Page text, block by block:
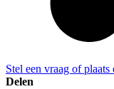
Stel een vraag of
Delen